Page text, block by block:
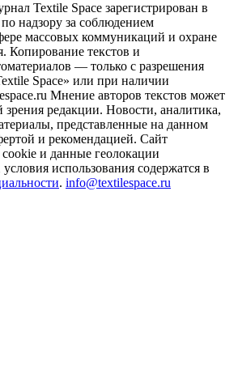
Textile Space зарегистрирован в
надзору за соблюдением
массовых коммуникаций и охране
Копирование текстов и
— только с разрешения
Space» или при наличии
Мнение авторов текстов может
зрения редакции. Новости, аналитика,
представленные на данном
и рекомендацией. Сайт
cookie и данные геолокации
использования содержатся в
. info@textilespace.ru